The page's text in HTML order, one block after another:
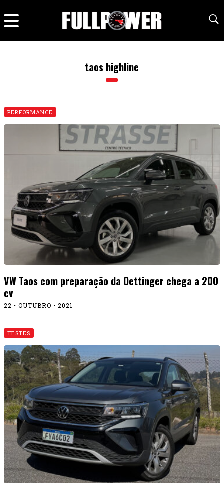
taos highline
PERFORMANCE
VW Taos com preparação da Oettinger chega a 200
cv
22 • OUTUBRO • 2021
TESTES